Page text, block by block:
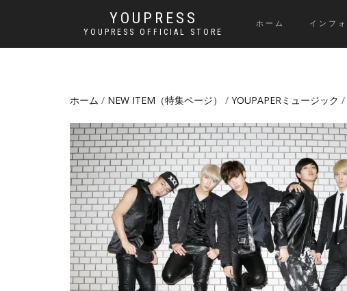
YOUPRESS
YOUPRESS OFFICIAL STORE
ホーム インフォ
ホーム / NEW ITEM（特集ページ） / YOUPAPERミュージック /